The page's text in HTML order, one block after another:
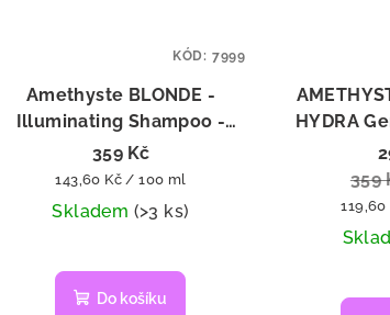
Amethyste BLONDE -
Illuminating Shampoo -
zesvětlující šampon 250 ml
359 Kč
Měrná
cena:
143,60 Kč / 100 ml
Skladem (>3 ks)
Do košíku
KÓD: 7999
HYDRA
359
Měrná
cena: